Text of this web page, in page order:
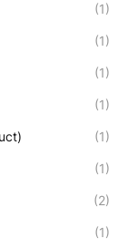
(1)
(1)
(1)
(1)
(1)
(1)
(2)
(1)